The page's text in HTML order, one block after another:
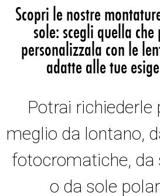
Scopri le nostre
sole: scegli quella
personalizzala con le
adatte alle tue
Potrai richiederle
meglio da lontano,
fotocromatiche, da
o da sole